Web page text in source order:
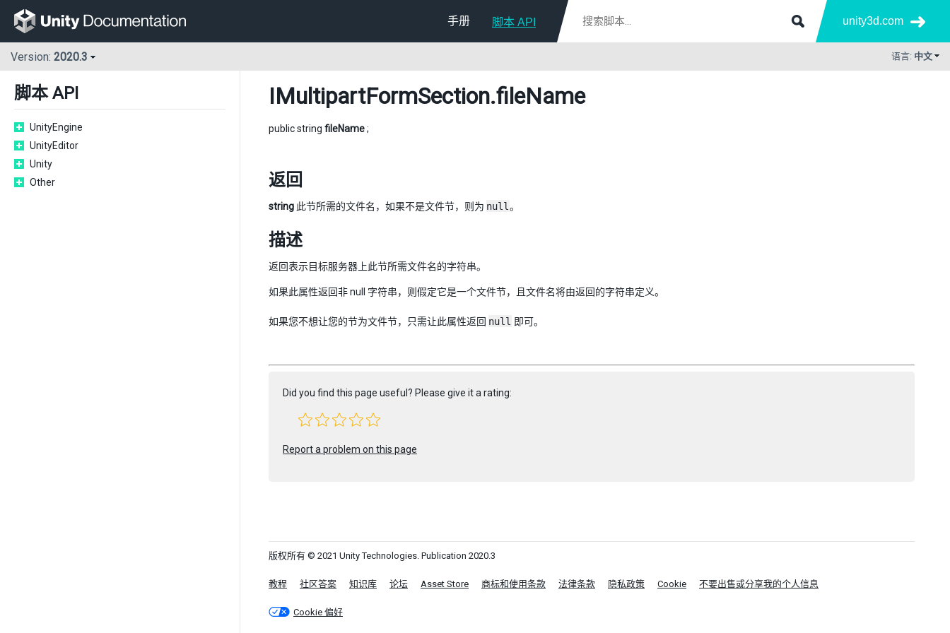
手册 脚本 API unity3d.com
Version: 2020.3 语言: 中文
脚本 API
UnityEngine
UnityEditor
Unity
Other
IMultipartFormSection.fileName
public string fileName;
返回
string 此节所需的文件名，如果不是文件节，则为 null 。
描述
返回表示目标服务器上此节所需文件名的字符串。
如果此属性返回非 null 字符串，则假定它是一个文件节，且文件名将由返回的字符串定义。
如果您不想让您的节为文件节，只需让此属性返回 null 即可。
Did you find this page useful? Please give it a rating:
Report a problem on this page
版权所有 © 2021 Unity Technologies. Publication 2020.3
教程 社区答案 知识库 论坛 Asset Store 商标和使用条款 法律条款 隐私政策 Cookie 不要出售或分享我的个人信息
Cookie 偏好